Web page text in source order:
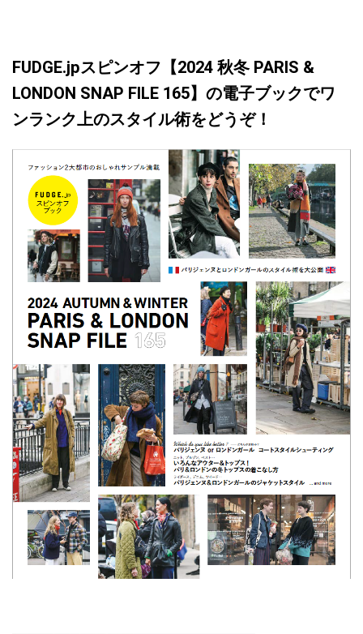
FUDGE.jpスピンオフ【2024 秋冬 PARIS &
LONDON SNAP FILE 165】の電子ブックでワ
ンランク上のスタイル術をどうぞ！